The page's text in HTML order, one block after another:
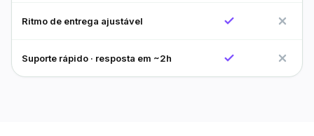
Ritmo de entrega ajustável
Suporte rápido · resposta em ~2h